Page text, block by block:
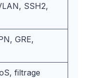
SSH2,
GRE,
filtrage